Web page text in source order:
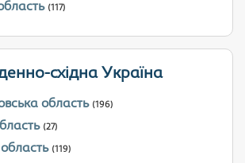
(117)
східна Україна
область (196)
(27)
(119)